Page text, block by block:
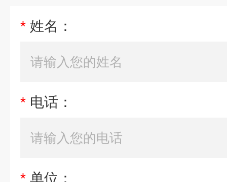
* 姓名：
* 电话：
* 单位：